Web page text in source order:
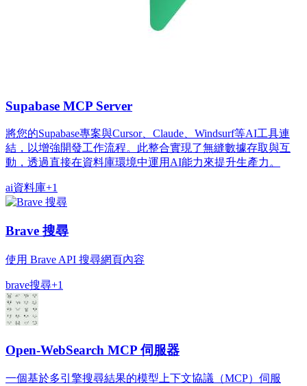
Supabase MCP Server
將您的Supabase專案與Cursor、Claude、Windsurf等AI工具連
結，以增強開發工作流程。此整合實現了無縫數據存取與互
動，透過直接在資料庫環境中運用AI能力來提升生產力。
ai資料庫+1
Brave 搜尋
使用 Brave API 搜尋網頁內容
brave搜尋+1
Open-WebSearch MCP 伺服器
一個基於多引擎搜尋結果的模型上下文協議（MCP）伺服